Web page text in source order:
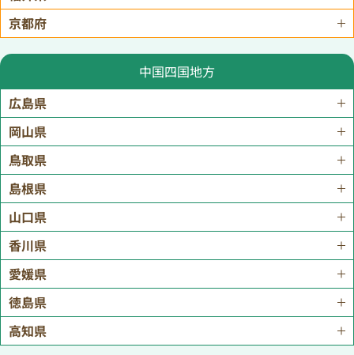
京都府
中国四国地方
広島県
岡山県
鳥取県
島根県
山口県
香川県
愛媛県
徳島県
高知県